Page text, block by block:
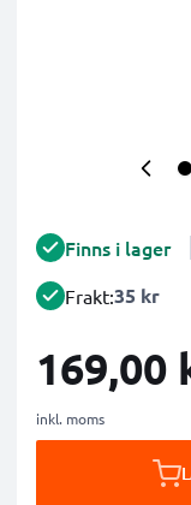
Finns i lager
Frakt:35 kr
169,00
inkl. moms